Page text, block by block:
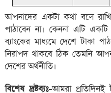
আপনাদের একটা কথা বলে রাখি
পাঠাবেন না। কেননা এটি
ব্যাংকের মাধ্যমে দেশে টাকা
নিরাপদ থাকবে ঠিক তেমনি
দেশের অর্থনীতি।
বিশেষ দ্রষ্টব্যঃ-আমরা